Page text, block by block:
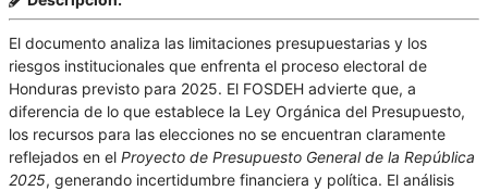
El documento analiza las limitaciones presupuestarias y los
riesgos institucionales que enfrenta el proceso electoral de
Honduras previsto para 2025. El FOSDEH advierte que, a
diferencia de lo que establece la Ley Orgánica del Presupuesto,
los recursos para las elecciones no se encuentran claramente
reflejados en el Proyecto de Presupuesto General de la República
2025, generando incertidumbre financiera y política. El análisis